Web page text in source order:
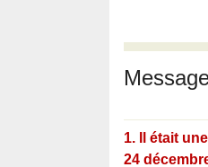
1.
Il était
24